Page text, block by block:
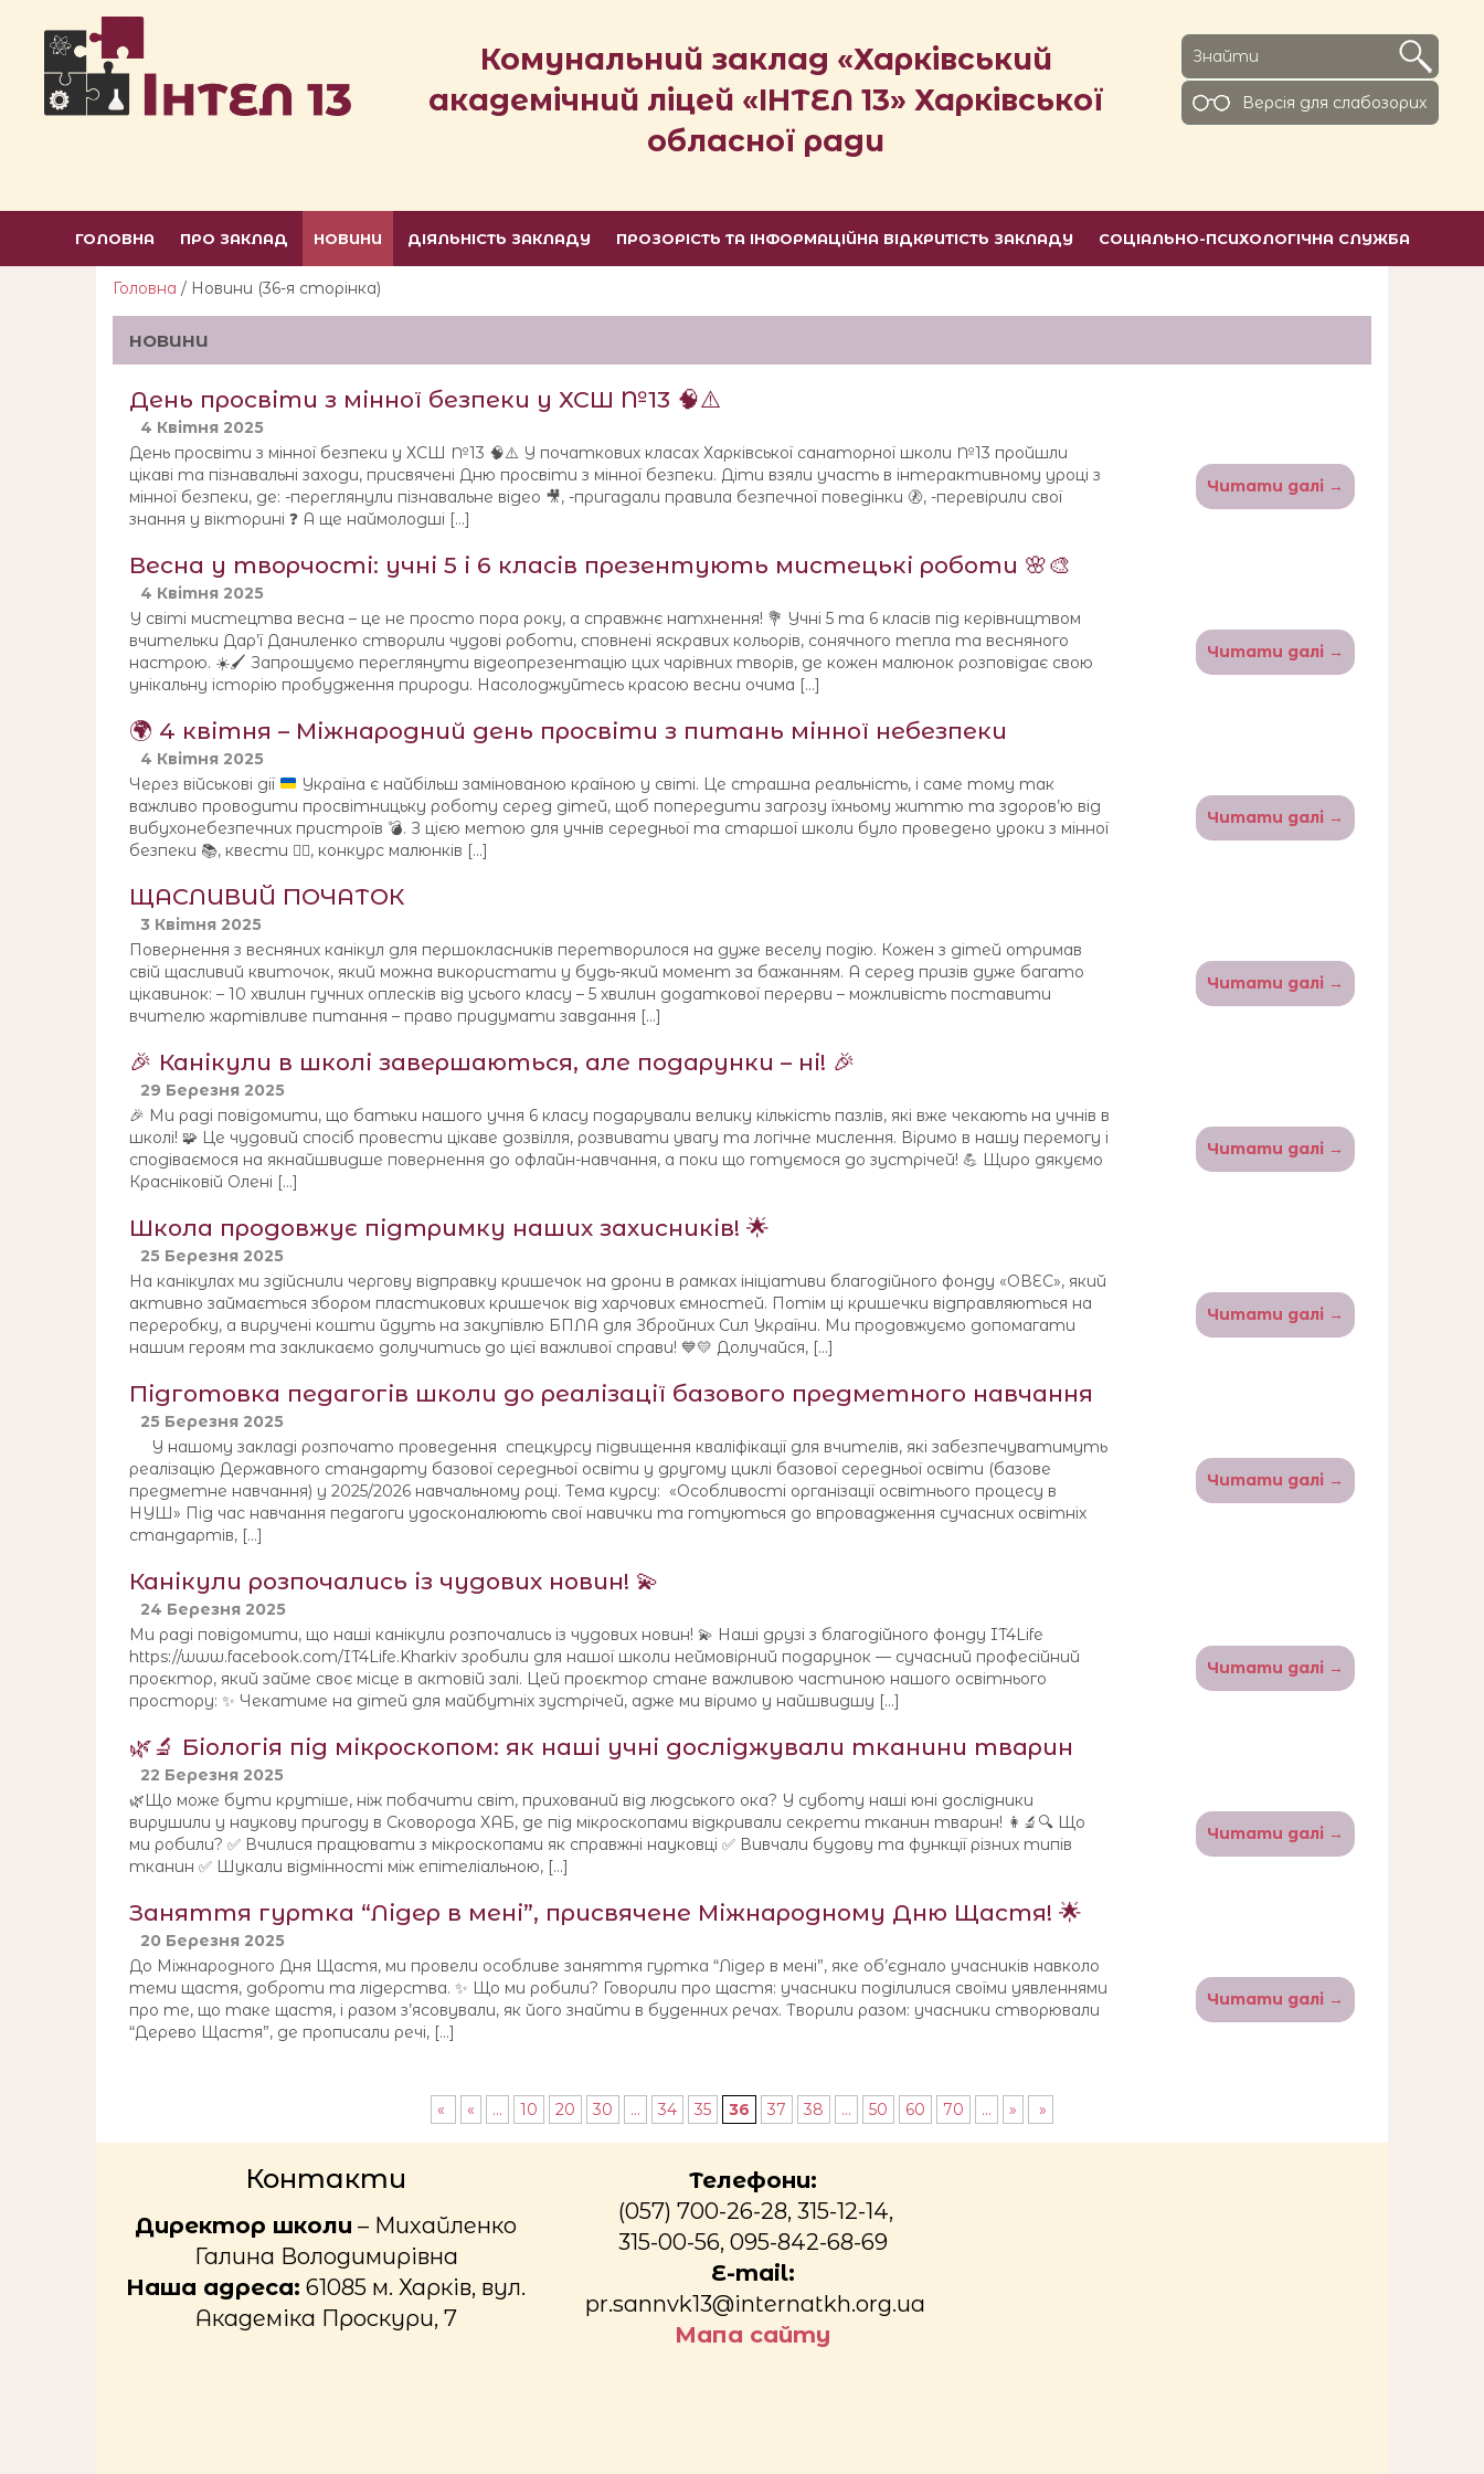
Комунальний заклад «Харківський
академічний ліцей «ІНТЕЛ 13» Харківської
обласної ради
Версiя для слабозорих
ГОЛОВНА ПРО ЗАКЛАД НОВИНИ ДІЯЛЬНІСТЬ ЗАКЛАДУ ПРОЗОРІСТЬ ТА ІНФОРМАЦІЙНА ВІДКРИТІСТЬ ЗАКЛАДУ СОЦІАЛЬНО-ПСИХОЛОГІЧНА СЛУЖБА
Головна / Новини (36-я сторiнка)
НОВИНИ
День просвіти з мінної безпеки у ХСШ №13 🧠⚠️
4 Квітня 2025
День просвіти з мінної безпеки у ХСШ №13 🧠⚠️ У початкових класах Харківської санаторної школи №13 пройшли
цікаві та пізнавальні заходи, присвячені Дню просвіти з мінної безпеки. Діти взяли участь в інтерактивному уроці з
мінної безпеки, де: -переглянули пізнавальне відео 🎥, -пригадали правила безпечної поведінки 🚷, -перевірили свої
знання у вікторині ❓ А ще наймолодші […]
Читати далі →
Весна у творчості: учні 5 і 6 класів презентують мистецькі роботи 🌸🎨
4 Квітня 2025
У світі мистецтва весна – це не просто пора року, а справжнє натхнення! 💐 Учні 5 та 6 класів під керівництвом
вчительки Дар’ї Даниленко створили чудові роботи, сповнені яскравих кольорів, сонячного тепла та весняного
настрою. ☀️🖌️ Запрошуємо переглянути відеопрезентацію цих чарівних творів, де кожен малюнок розповідає свою
унікальну історію пробудження природи. Насолоджуйтесь красою весни очима […]
Читати далі →
🌍 4 квітня – Міжнародний день просвіти з питань мінної небезпеки
4 Квітня 2025
Через військові дії
Україна є найбільш замінованою країною у світі. Це страшна реальність, і саме тому так
важливо проводити просвітницьку роботу серед дітей, щоб попередити загрозу їхньому життю та здоров’ю від
вибухонебезпечних пристроїв 💣. З цією метою для учнів середньої та старшої школи було проведено уроки з мінної
безпеки 📚, квести 🕵️‍♂️, конкурс малюнків […]
Читати далі →
ЩАСЛИВИЙ ПОЧАТОК
3 Квітня 2025
Повернення з весняних канікул для першокласників перетворилося на дуже веселу подію. Кожен з дітей отримав
свій щасливий квиточок, який можна використати у будь-який момент за бажанням. А серед призів дуже багато
цікавинок: – 10 хвилин гучних оплесків від усього класу – 5 хвилин додаткової перерви – можливість поставити
вчителю жартівливе питання – право придумати завдання […]
Читати далі →
🎉 Канікули в школі завершаються, але подарунки – ні! 🎉
29 Березня 2025
🎉 Ми раді повідомити, що батьки нашого учня 6 класу подарували велику кількість пазлів, які вже чекають на учнів в
школі! 🧩 Це чудовий спосіб провести цікаве дозвілля, розвивати увагу та логічне мислення. Віримо в нашу перемогу і
сподіваємося на якнайшвидше повернення до офлайн-навчання, а поки що готуємося до зустрічей! 💪 Щиро дякуємо
Красніковій Олені […]
Читати далі →
Школа продовжує підтримку наших захисників! 🌟
25 Березня 2025
На канікулах ми здійснили чергову відправку кришечок на дрони в рамках ініціативи благодійного фонду «ОВЕС», який
активно займається збором пластикових кришечок від харчових ємностей. Потім ці кришечки відправляються на
переробку, а виручені кошти йдуть на закупівлю БПЛА для Збройних Сил України. Ми продовжуємо допомагати
нашим героям та закликаємо долучитись до цієї важливої справи! 💙💛 Долучайся, […]
Читати далі →
Підготовка педагогів школи до реалізації базового предметного навчання
25 Березня 2025
У нашому закладі розпочато проведення спецкурсу підвищення кваліфікації для вчителів, які забезпечуватимуть
реалізацію Державного стандарту базової середньої освіти у другому циклі базової середньої освіти (базове
предметне навчання) у 2025/2026 навчальному році. Тема курсу: «Особливості організації освітнього процесу в
НУШ» Під час навчання педагоги удосконалюють свої навички та готуються до впровадження сучасних освітніх
стандартів, […]
Читати далі →
Канікули розпочались із чудових новин! 💫
24 Березня 2025
Ми раді повідомити, що наші канікули розпочались із чудових новин! 💫 Наші друзі з благодійного фонду IT4Life
https://www.facebook.com/IT4Life.Kharkiv зробили для нашої школи неймовірний подарунок — сучасний професійний
проєктор, який займе своє місце в актовій залі. Цей проєктор стане важливою частиною нашого освітнього
простору: ✨ Чекатиме на дітей для майбутніх зустрічей, адже ми віримо у найшвидшу […]
Читати далі →
🌿🔬 Біологія під мікроскопом: як наші учні досліджували тканини тварин
22 Березня 2025
🌿Що може бути крутіше, ніж побачити світ, прихований від людського ока? У суботу наші юні дослідники
вирушили у наукову пригоду в Сковорода ХАБ, де під мікроскопами відкривали секрети тканин тварин! 👩‍🔬🔍 Що
ми робили? ✅ Вчилися працювати з мікроскопами як справжні науковці ✅ Вивчали будову та функції різних типів
тканин ✅ Шукали відмінності між епітеліальною, […]
Читати далі →
Заняття гуртка “Лідер в мені”, присвячене Міжнародному Дню Щастя! 🌟
20 Березня 2025
До Міжнародного Дня Щастя, ми провели особливе заняття гуртка “Лідер в мені”, яке об’єднало учасників навколо
теми щастя, доброти та лідерства. ✨ Що ми робили? Говорили про щастя: учасники поділилися своїми уявленнями
про те, що таке щастя, і разом з’ясовували, як його знайти в буденних речах. Творили разом: учасники створювали
“Дерево Щастя”, де прописали речі, […]
Читати далі →
« « ... 10 20 30 ... 34 35 36 37 38 ... 50 60 70 ... » »
Контакти
Директор школи – Михайленко
Галина Володимирівна
Наша адреса: 61085 м. Харків, вул.
Академіка Проскури, 7
Телефони:
(057) 700-26-28, 315-12-14,
315-00-56, 095-842-68-69
E-mail:
pr.sannvk13@internatkh.org.ua
Мапа сайту